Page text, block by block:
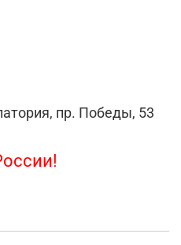
пр. Победы, 53